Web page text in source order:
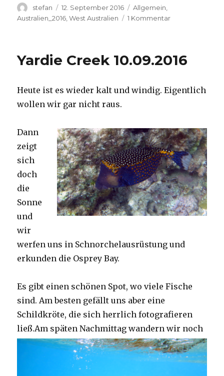
Autor
stefan
Veröffentlicht
am
12. September 2016 Kategorien
Allgemein
Australien_2016 ,West Australien 1 Kommentarzu
Yardie Creek 10.09.2016
Heute ist es wieder kalt und windig. Eigentlich
wollen wir gar nicht raus.
Dann
zeigt
sich
doch
die
Sonne
und
wir
werfen uns in Schnorchelausrüstung und
erkunden die Osprey Bay.
Es gibt einen schönen Spot, wo viele Fische
sind. Am besten gefällt uns aber eine
Schildkröte, die sich herrlich fotografieren
ließ.Am späten Nachmittag wandern wir noch